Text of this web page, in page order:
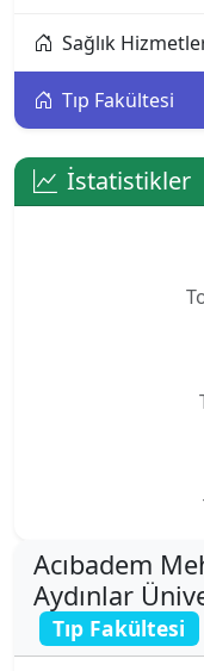
Ankara Bilim
Ankara Hacı
Ankara
Ankara
Antalya Bilim
Ardahan
Sağlık
Tıp Fakültesi
İstatistikler
Acıbadem
Aydınlar
Tıp Fakültesi